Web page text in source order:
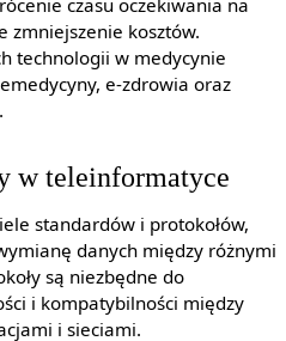
czasu oczekiwania na
zmniejszenie kosztów.
technologii w medycynie
e-zdrowia oraz
w teleinformatyce
standardów i protokołów,
danych między różnymi
są niezbędne do
i kompatybilności między
i sieciami.